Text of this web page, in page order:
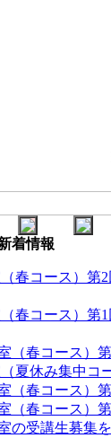
着情報
春コース）第
春コース）第
（春コース）
夏休み集中コ
（春コース）
（春コース）
の受講生募集